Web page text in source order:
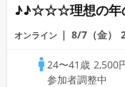
♪♪☆☆☆理想の年
素敵な恋人見つけ
行あり♪♪
オンライン 8/7（金）
24〜41歳 2,500
参加者調整中